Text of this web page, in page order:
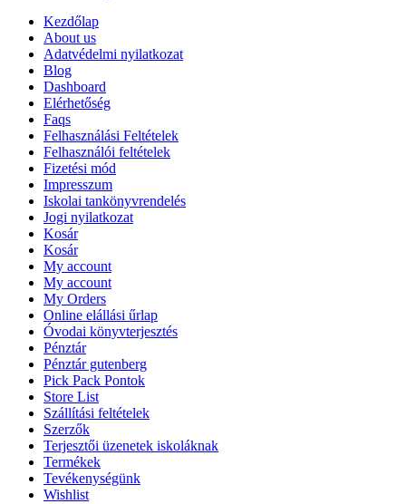
Kezdőlap
About us
Adatvédelmi nyilatkozat
Blog
Dashboard
Elérhetőség
Faqs
Felhasználási Feltételek
Felhasználói feltételek
Fizetési mód
Impresszum
Iskolai tankönyvrendelés
Jogi nyilatkozat
Kosár
Kosár
My account
My account
My Orders
Online elállási űrlap
Óvodai könyvterjesztés
Pénztár
Pénztár gutenberg
Pick Pack Pontok
Store List
Szállítási feltételek
Szerzők
Terjesztői üzenetek iskoláknak
Termékek
Tevékenységünk
Wishlist